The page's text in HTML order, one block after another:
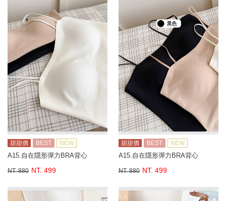
甜甜價 BEST NEW
A15.自在隱形彈力BRA背心
NT. 880 NT. 499
甜甜價 BEST NEW
A15.自在隱形彈力BRA背心
NT. 880 NT. 499